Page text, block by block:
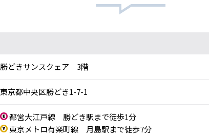
勝どきサンスクェア 3階
東京都中央区勝どき1-7-1
都営大江戸線 勝どき駅まで徒歩1分
東京メトロ有楽町線 月島駅まで徒歩7分